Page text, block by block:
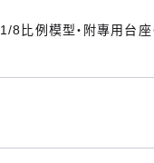
8比例模型・附專用台座